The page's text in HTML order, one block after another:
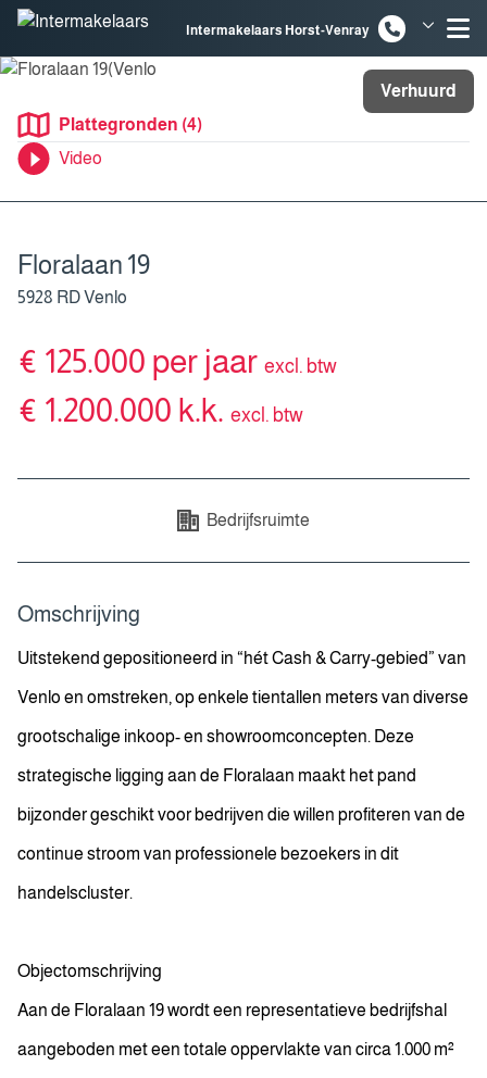
Spring naar inhoud
Intermakelaars Horst-Venray
Intermakelaars Venlo
Verhuurd
Plattegronden (4)
Video
Floralaan 19
5928 RD Venlo
€ 1.200.000 k.k. excl. btw
€ 125.000 per jaar excl. btw
Bedrijfsruimte
Omschrijving
Uitstekend gepositioneerd in “hét Cash & Carry-gebied” van
Venlo en omstreken, op enkele tientallen meters van diverse
grootschalige inkoop- en showroomconcepten. Deze
strategische ligging aan de Floralaan maakt het pand
bijzonder geschikt voor bedrijven die willen profiteren van de
continue stroom van professionele bezoekers in dit
handelscluster.
Objectomschrijving
Aan de Floralaan 19 wordt een representatieve bedrijfshal
aangeboden met een totale oppervlakte van circa 1.000 m²